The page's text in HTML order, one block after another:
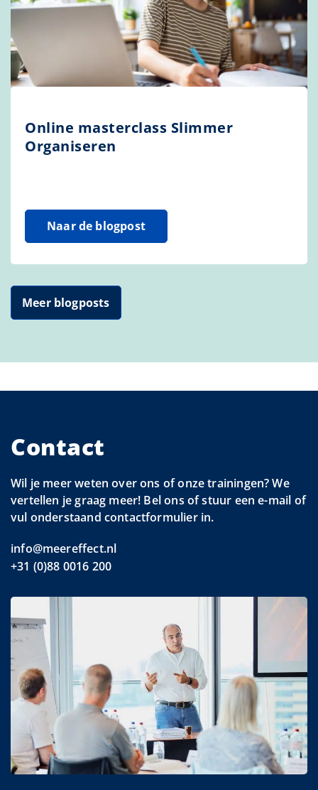
Online masterclass Slimmer
Organiseren
Naar de blogpost
Meer blogposts
Contact
Wil je meer weten over ons of onze trainingen? We
vertellen je graag meer! Bel ons of stuur een e-mail of
vul onderstaand contactformulier in.
info@meereffect.nl
+31 (0)88 0016 200